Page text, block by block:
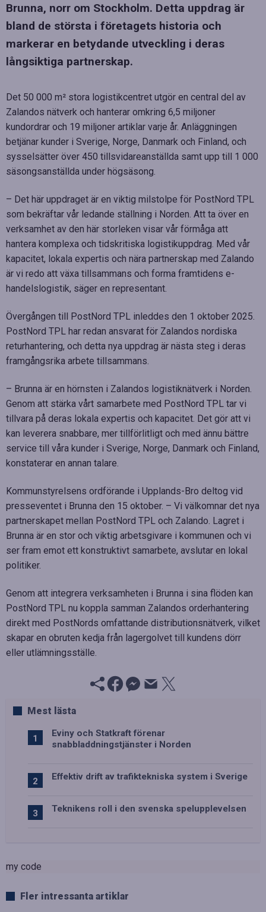
Brunna, norr om Stockholm. Detta uppdrag är
bland de största i företagets historia och
markerar en betydande utveckling i deras
långsiktiga partnerskap.
Det 50 000 m² stora logistikcentret utgör en central del av
Zalandos nätverk och hanterar omkring 6,5 miljoner
kundordrar och 19 miljoner artiklar varje år. Anläggningen
betjänar kunder i Sverige, Norge, Danmark och Finland, och
sysselsätter över 450 tillsvidareanställda samt upp till 1 000
säsongsanställda under högsäsong.
– Det här uppdraget är en viktig milstolpe för PostNord TPL
som bekräftar vår ledande ställning i Norden. Att ta över en
verksamhet av den här storleken visar vår förmåga att
hantera komplexa och tidskritiska logistikuppdrag. Med vår
kapacitet, lokala expertis och nära partnerskap med Zalando
är vi redo att växa tillsammans och forma framtidens e-
handelslogistik, säger en representant.
Övergången till PostNord TPL inleddes den 1 oktober 2025.
PostNord TPL har redan ansvarat för Zalandos nordiska
returhantering, och detta nya uppdrag är nästa steg i deras
framgångsrika arbete tillsammans.
– Brunna är en hörnsten i Zalandos logistiknätverk i Norden.
Genom att stärka vårt samarbete med PostNord TPL tar vi
tillvara på deras lokala expertis och kapacitet. Det gör att vi
kan leverera snabbare, mer tillförlitligt och med ännu bättre
service till våra kunder i Sverige, Norge, Danmark och Finland,
konstaterar en annan talare.
Kommunstyrelsens ordförande i Upplands-Bro deltog vid
presseventet i Brunna den 15 oktober. – Vi välkomnar det nya
partnerskapet mellan PostNord TPL och Zalando. Lagret i
Brunna är en stor och viktig arbetsgivare i kommunen och vi
ser fram emot ett konstruktivt samarbete, avslutar en lokal
politiker.
Genom att integrera verksamheten i Brunna i sina flöden kan
PostNord TPL nu koppla samman Zalandos orderhantering
direkt med PostNords omfattande distributionsnätverk, vilket
skapar en obruten kedja från lagergolvet till kundens dörr
eller utlämningsställe.
Mest lästa
Eviny och Statkraft förenar
snabbladdningstjänster i Norden
Effektiv drift av trafiktekniska system i Sverige
Teknikens roll i den svenska spelupplevelsen
my code
Fler intressanta artiklar